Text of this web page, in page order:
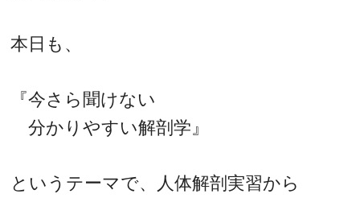
本日も、
『今さら聞けない
分かりやすい解剖学』
というテーマで、人体解剖実習から